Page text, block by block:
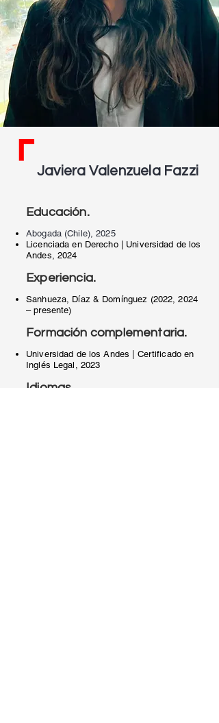
Javiera Valenzuela Fazzi
Educación.
Abogada (Chile), 2025
Licenciada en Derecho | Universidad de los
Andes, 2024
Experiencia.
Sanhueza, Díaz & Domínguez (2022, 2024
– presente)
Formación complementaria.
Universidad de los Andes | ​Certificado en
Inglés Legal, 2023
Idiomas